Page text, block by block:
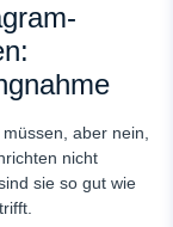
aber nein,
nicht
sie so gut wie